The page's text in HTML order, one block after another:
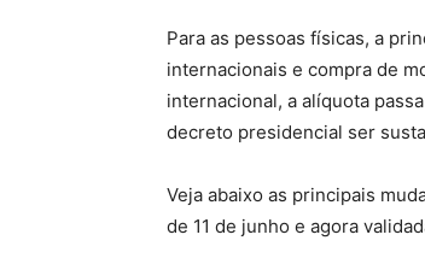
Para as pessoas físicas, a
internacionais e compra de
internacional, a alíquota
decreto presidencial ser
Veja abaixo as principais
de 11 de junho e agora